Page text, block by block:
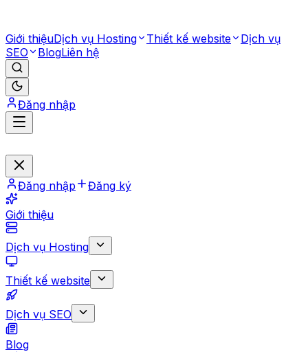
Giới thiệuDịch vụ Hosting Thiết kế website
Dịch vụ
SEO
BlogLiên hệ
Đăng nhập
Đăng nhập Đăng ký
Giới thiệu
Dịch vụ Hosting
Thiết kế website
Dịch vụ SEO
Blog